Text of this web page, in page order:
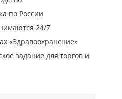
по России
24/7
«Здравоохранение»
задание для торгов и